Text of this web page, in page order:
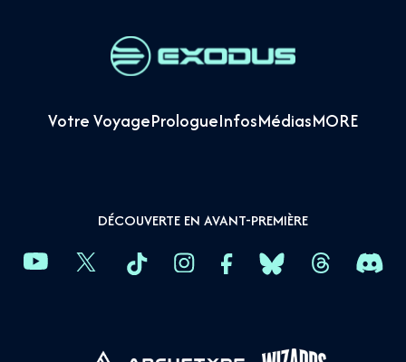
Votre VoyagePrologueInfosMédiasMORE
DÉCOUVERTE EN AVANT-PREMIÈRE